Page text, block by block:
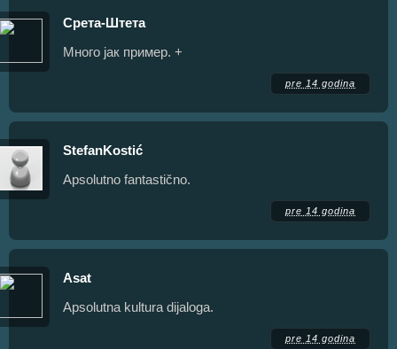
Срета-Штета
Много јак пример. +
pre 14 godina
StefanKostić
Apsolutno fantastično.
pre 14 godina
Asat
Apsolutna kultura dijaloga.
pre 14 godina